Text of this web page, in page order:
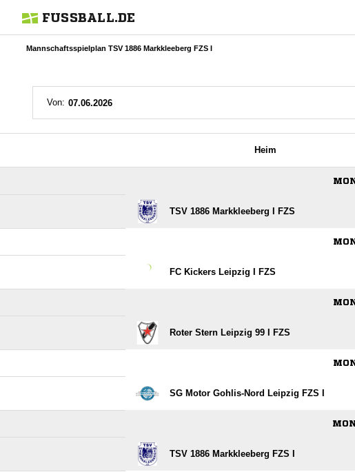
FUSSBALL.DE
Mannschaftsspielplan TSV 1886 Markkleeberg FZS I
Von:
Heim
TSV 1886 Markkleeberg I FZS
FC Kickers Leipzig I FZS
Roter Stern Leipzig 99 I FZS
SG Motor Gohlis-Nord Leipzig FZS I
TSV 1886 Markkleeberg FZS I